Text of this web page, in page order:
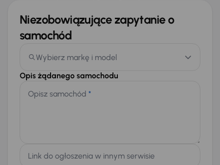
Niezobowiązujące zapytanie o
samochód
Wybierz markę i model
Opis żądanego samochodu
Opisz samochód *
Link do ogłoszenia w innym serwisie